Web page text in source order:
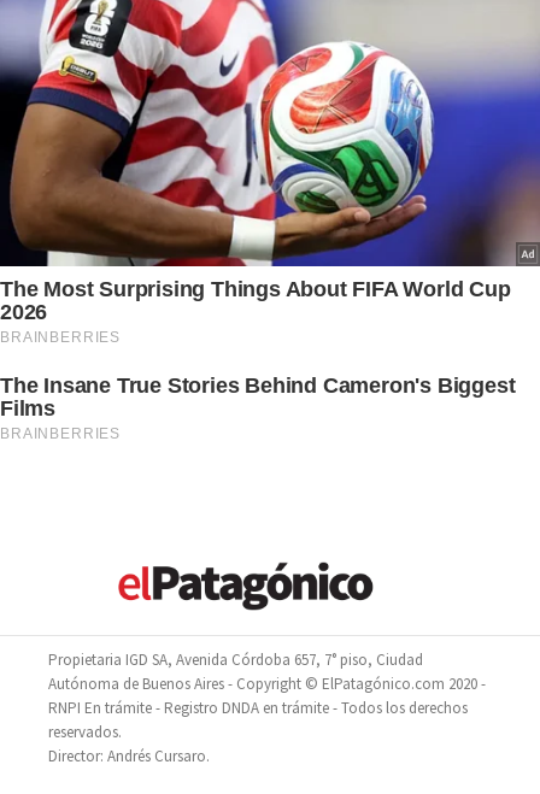
Propietaria IGD SA, Avenida Córdoba 657, 7° piso, Ciudad
Autónoma de Buenos Aires - Copyright © ElPatagónico.com 2020 -
RNPI En trámite - Registro DNDA en trámite - Todos los derechos
reservados.
Director: Andrés Cursaro.